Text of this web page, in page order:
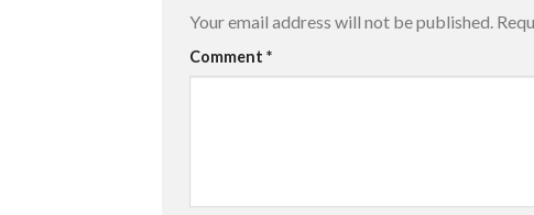
Your email address will not be published.
Comment *